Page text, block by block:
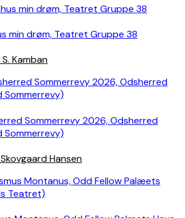
min drøm, Teatret Gruppe 38
Kamban
Sommerrevy 2026, Odsherred
Sommerrevy)
Hansen